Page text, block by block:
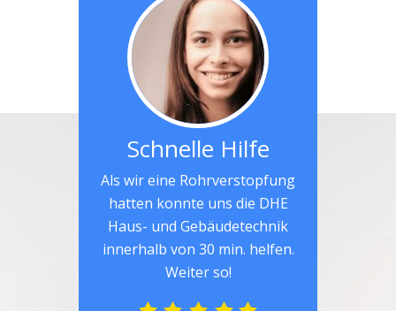
Schnelle Hilfe
Als wir eine Rohrverstopfung
hatten konnte uns die DHE
Haus- und Gebäudetechnik
innerhalb von 30 min. helfen.
Weiter so!